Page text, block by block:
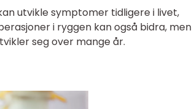
utvikle symptomer tidligere i livet,
i ryggen kan også bidra, men
seg over mange år.